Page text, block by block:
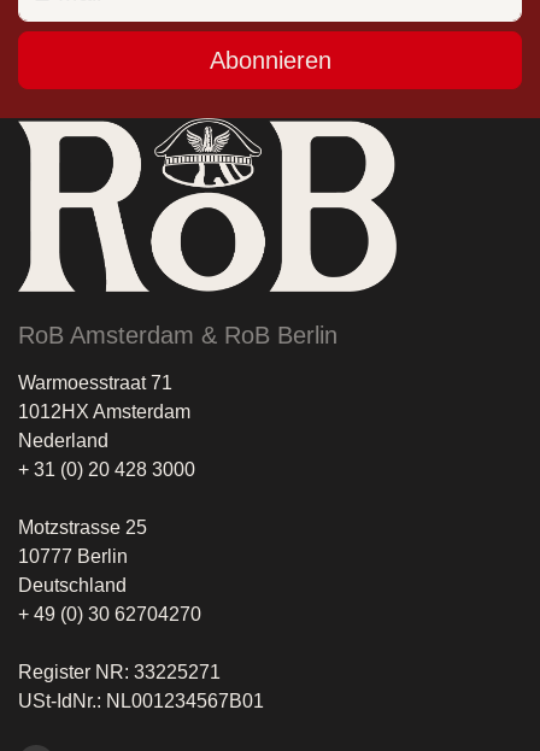
Abonnieren
RoB Amsterdam & RoB Berlin
Warmoesstraat 71
1012HX Amsterdam
Nederland
+ 31 (0) 20 428 3000
Motzstrasse 25
10777 Berlin
Deutschland
+ 49 (0) 30 62704270
Register NR: 33225271
USt-IdNr.: NL001234567B01